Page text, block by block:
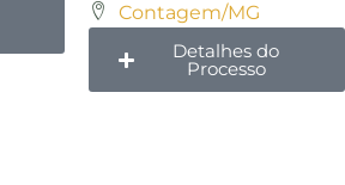
Contagem/MG
Detalhes do
Processo